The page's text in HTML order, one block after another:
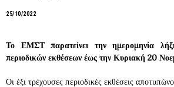
25/10/2022
Το ΕΜΣΤ παρατείνει την ημερομηνία
περιοδικών εκθέσεων έως την Κυριακή 20
Οι έξι τρέχουσες περιοδικές εκθέσεις